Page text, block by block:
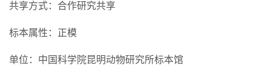
共享方式：合作研究共享
标本属性：正模
单位：中国科学院昆明动物研究所标本馆